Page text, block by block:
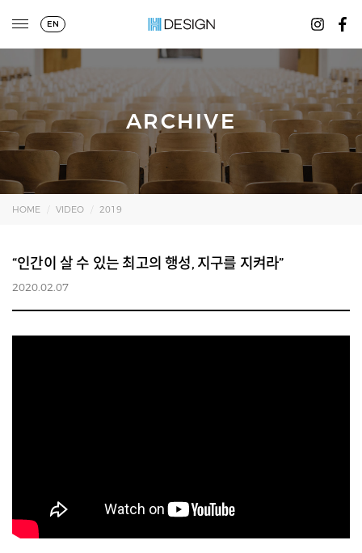
EN
ARCHIVE
HOME VIDEO 2019
“인간이 살 수 있는 최고의 행성, 지구를 지켜라”
2020.02.07